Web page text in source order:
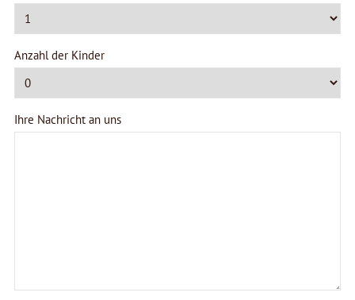
Anzahl der Kinder
Ihre Nachricht an uns